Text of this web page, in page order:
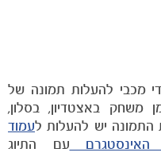
מכבי להעלות תמונה של
באצטדיון, בסלון,
התמונה יש להעלות לעמוד
האינסטגרם עם התיוג